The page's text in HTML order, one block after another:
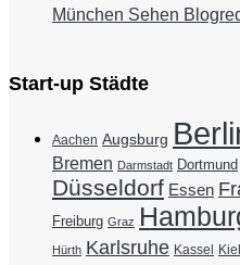
München Sehen
Start-up Städte
Aachen Augsburg
Bremen Darmstadt Dortmund
Düsseldorf Essen
Freiburg Graz
Hürth Karlsruhe Kassel Kiel